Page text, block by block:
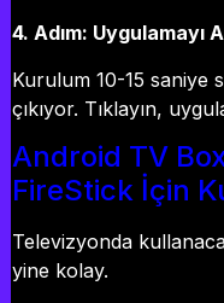
4. Adım: Uygulamayı
Kurulum 10-15 saniye
çıkıyor. Tıklayın,
Android TV
FireStick İçin
Televizyonda
yine kolay.